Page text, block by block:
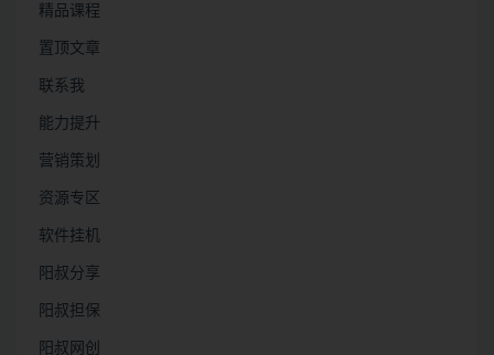
精品课程
置顶文章
联系我
能力提升
营销策划
资源专区
软件挂机
阳叔分享
阳叔担保
阳叔网创